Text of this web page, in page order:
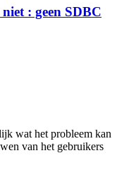
: geen SDBC
wat het probleem kan
van het gebruikers